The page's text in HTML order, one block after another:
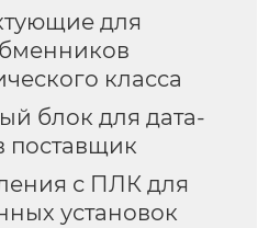
для
класса
блок для дата-
поставщик
с ПЛК для
установок